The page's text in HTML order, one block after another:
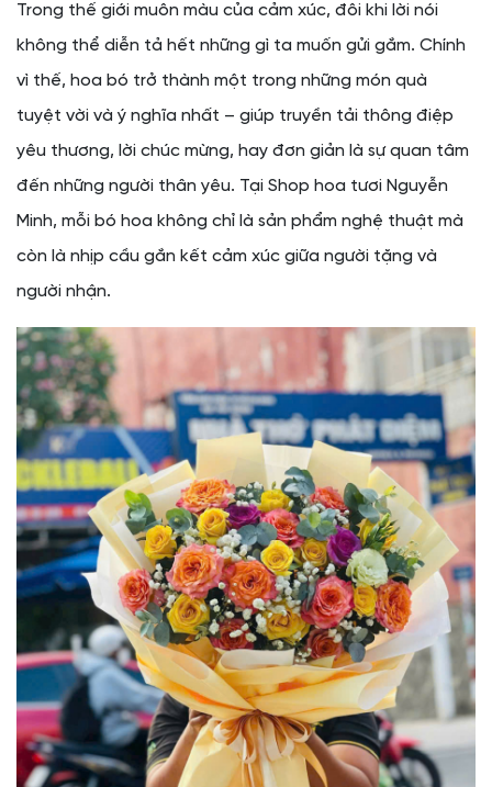
Trong thế giới muôn màu của cảm xúc, đôi khi lời nói
không thể diễn tả hết những gì ta muốn gửi gắm. Chính
vì thế, hoa bó trở thành một trong những món quà
tuyệt vời và ý nghĩa nhất – giúp truyền tải thông điệp
yêu thương, lời chúc mừng, hay đơn giản là sự quan tâm
đến những người thân yêu. Tại Shop hoa tươi Nguyễn
Minh, mỗi bó hoa không chỉ là sản phẩm nghệ thuật mà
còn là nhịp cầu gắn kết cảm xúc giữa người tặng và
người nhận.